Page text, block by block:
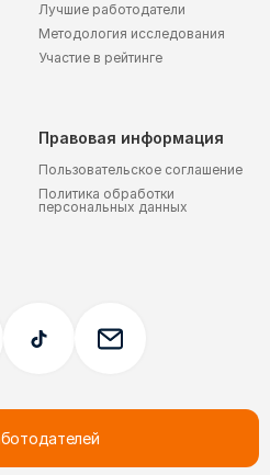
Лучшие работодатели
Методология исследования
Участие в рейтинге
Правовая информация
Пользовательское соглашение
Политика обработки
персональных данных